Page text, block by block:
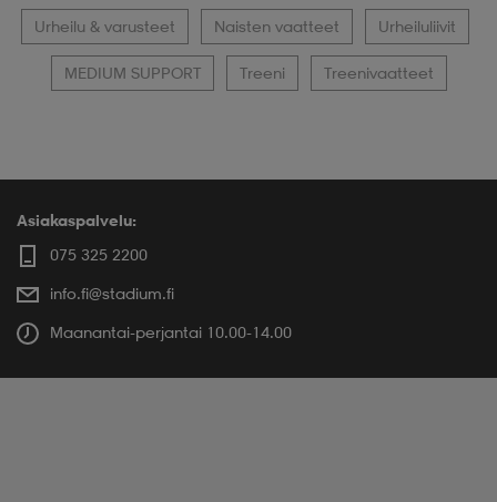
Urheilu & varusteet Naisten vaatteet Urheiluliivit
MEDIUM SUPPORT Treeni Treenivaatteet
Asiakaspalvelu:
075 325 2200
info.fi@stadium.fi
Maanantai-perjantai 10.00-14.00